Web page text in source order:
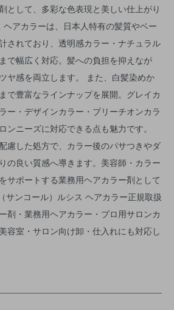
として、多彩な色表現と美しい仕上がり
ヘアカラーは、日本人特有の髪質やベー
されており、透明感カラー・ナチュラル
で幅広く対応。髪への負担を抑えなが
ヤ感を両立します。 また、白髪染めか
で豊富なラインナップを展開。グレイカ
ー・デザインカラー・ブリーチオンカラ
ンニーズに対応できる点も魅力です。
慮した処方で、カラー後のパサつきやダ
の良い質感へ導きます。美容師・カラー
サポートする業務用ヘアカラー剤として
サンコール）ルシス ヘアカラー正規取扱
剤・業務用ヘアカラー・プロ用サロンカ
容室・サロン向け卸・仕入れにも対応し